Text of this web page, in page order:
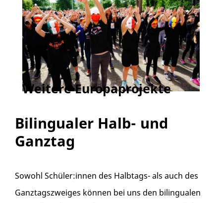
Weitere Europaprojekte
Bilingualer Halb- und
Ganztag
Sowohl Schüler:innen des Halbtags- als auch des
Ganztagszweiges können bei uns den bilingualen